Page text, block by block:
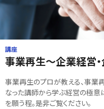
講座
事業再生～企業経営
事業再生のプロが教える、事業
なった講師から学ぶ経営の極
を願う程。是非ご覧ください。